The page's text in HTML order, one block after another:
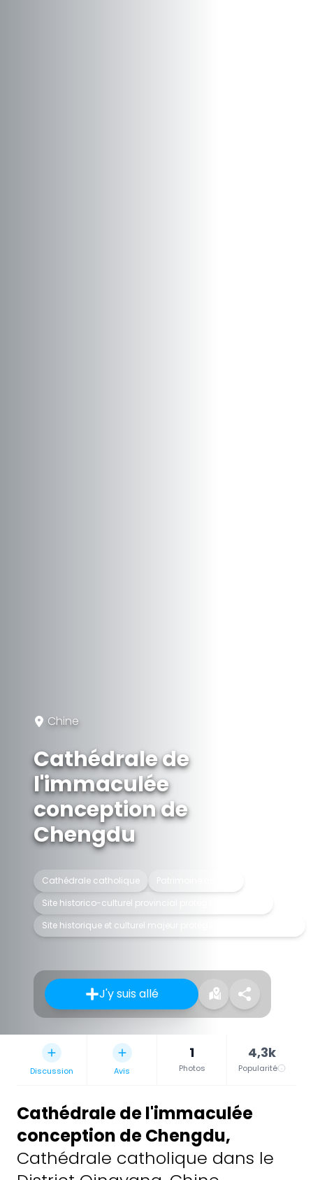
Chine
Cathédrale de
l'immaculée
conception de
Chengdu
Cathédrale catholique
Site historico-culturel provincial protégé du Sichuan
Site historique et culturel majeur protégé au niveau national
J'y suis allé
Discussion Avis
1
Photos
4,3k
Popularité
Cathédrale de l'immaculée
conception de Chengdu,
Cathédrale catholique dans le